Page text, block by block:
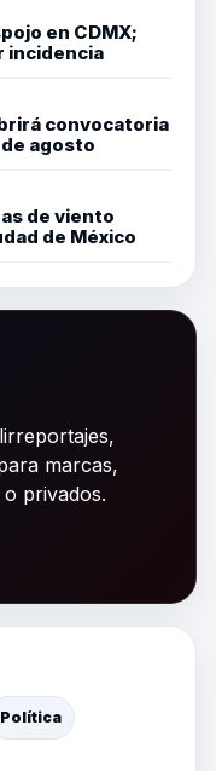
en CDMX;
incidencia
convocatoria
de agosto
de viento
de México
marcas,
privados.
Política